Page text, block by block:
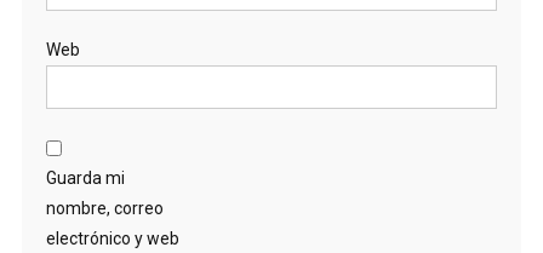
Web
Guarda mi
nombre, correo
electrónico y web